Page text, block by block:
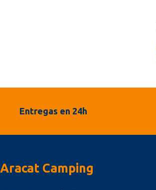
Entregas en 24h
Aracat Camping